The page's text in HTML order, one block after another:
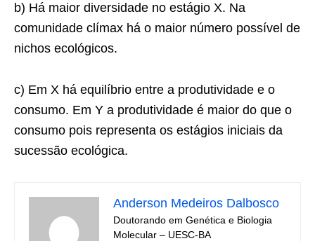
b) Há maior diversidade no estágio X. Na
comunidade clímax há o maior número possível de
nichos ecológicos.
c) Em X há equilíbrio entre a produtividade e o
consumo. Em Y a produtividade é maior do que o
consumo pois representa os estágios iniciais da
sucessão ecológica.
Anderson Medeiros Dalbosco
Doutorando em Genética e Biologia
Molecular – UESC-BA